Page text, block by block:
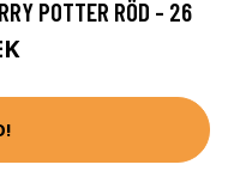
POTTER RÖD - 26